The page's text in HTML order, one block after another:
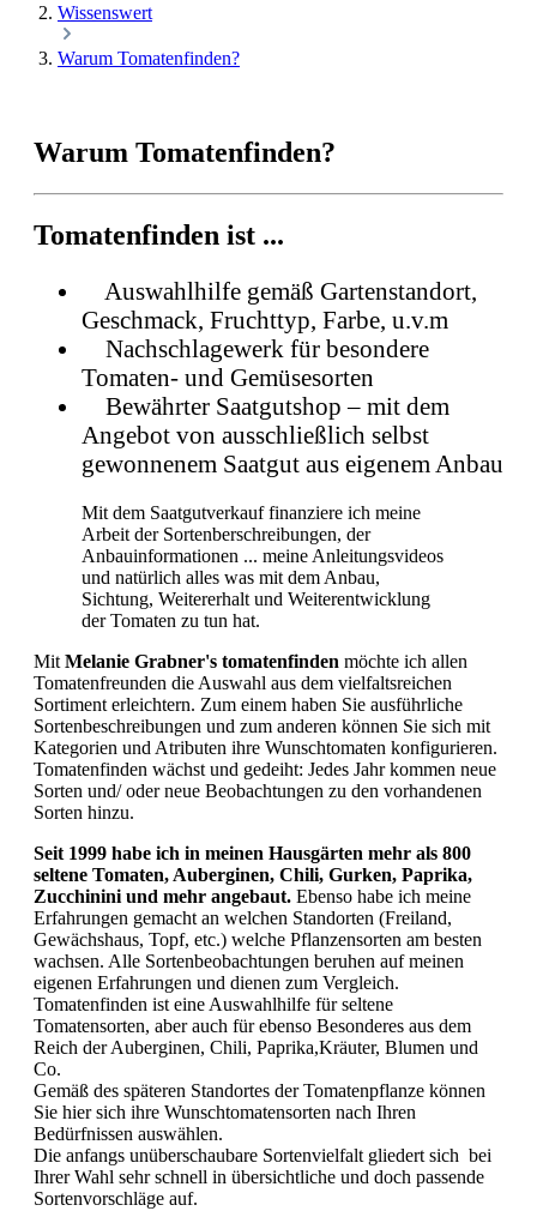
Wissenswert
Warum Tomatenfinden?
Warum Tomatenfinden?
Tomatenfinden ist ...
Auswahlhilfe gemäß Gartenstandort,
Geschmack, Fruchttyp, Farbe, u.v.m
Nachschlagewerk für besondere
Tomaten- und Gemüsesorten
Bewährter Saatgutshop – mit dem
Angebot von ausschließlich selbst
gewonnenem Saatgut aus eigenem Anbau
Mit dem Saatgutverkauf finanziere ich meine
Arbeit der Sortenberschreibungen, der
Anbauinformationen ... meine Anleitungsvideos
und natürlich alles was mit dem Anbau,
Sichtung, Weitererhalt und Weiterentwicklung
der Tomaten zu tun hat.
Mit Melanie Grabner's tomatenfinden möchte ich allen
Tomatenfreunden die Auswahl aus dem vielfaltsreichen
Sortiment erleichtern. Zum einem haben Sie ausführliche
Sortenbeschreibungen und zum anderen können Sie sich mit
Kategorien und Atributen ihre Wunschtomaten konfigurieren.
Tomatenfinden wächst und gedeiht: Jedes Jahr kommen neue
Sorten und/ oder neue Beobachtungen zu den vorhandenen
Sorten hinzu.
Seit 1999 habe ich in meinen Hausgärten mehr als 800
seltene Tomaten, Auberginen, Chili, Gurken, Paprika,
Zucchinini und mehr angebaut. Ebenso habe ich meine
Erfahrungen gemacht an welchen Standorten (Freiland,
Gewächshaus, Topf, etc.) welche Pflanzensorten am besten
wachsen. Alle Sortenbeobachtungen beruhen auf meinen
eigenen Erfahrungen und dienen zum Vergleich.
Tomatenfinden ist eine Auswahlhilfe für seltene
Tomatensorten, aber auch für ebenso Besonderes aus dem
Reich der Auberginen, Chili, Paprika,Kräuter, Blumen und
Co.
Gemäß des späteren Standortes der Tomatenpflanze können
Sie hier sich ihre Wunschtomatensorten nach Ihren
Bedürfnissen auswählen.
Die anfangs unüberschaubare Sortenvielfalt gliedert sich bei
Ihrer Wahl sehr schnell in übersichtliche und doch passende
Sortenvorschläge auf.